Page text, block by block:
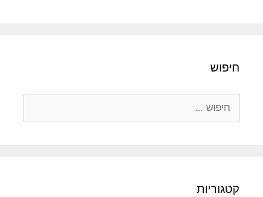
חיפוש
קטגוריות